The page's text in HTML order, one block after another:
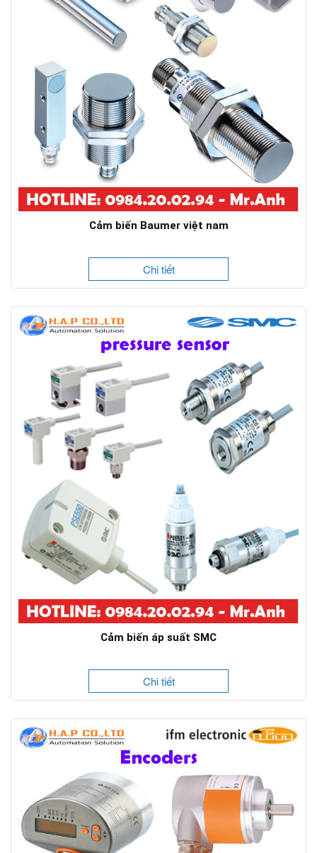
Cảm biến Baumer việt nam
Chi tiết
Cảm biến áp suất SMC
Chi tiết